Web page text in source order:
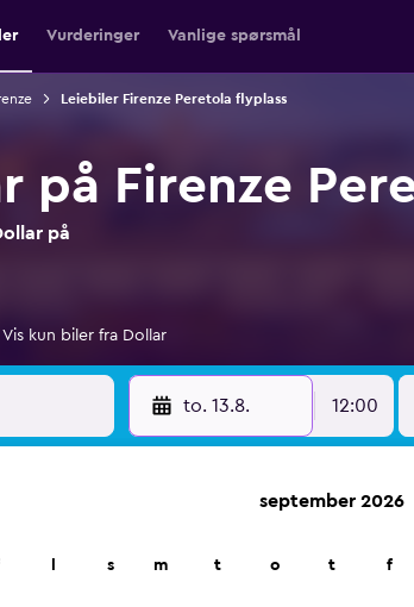
Vurderinger Vanlige spørsmål
Leiebiler Firenze Peretola flyplass
på Firenze
på
Vis kun biler fra Dollar
to. 13.8. 12:00
s
september 2026
m t o t f